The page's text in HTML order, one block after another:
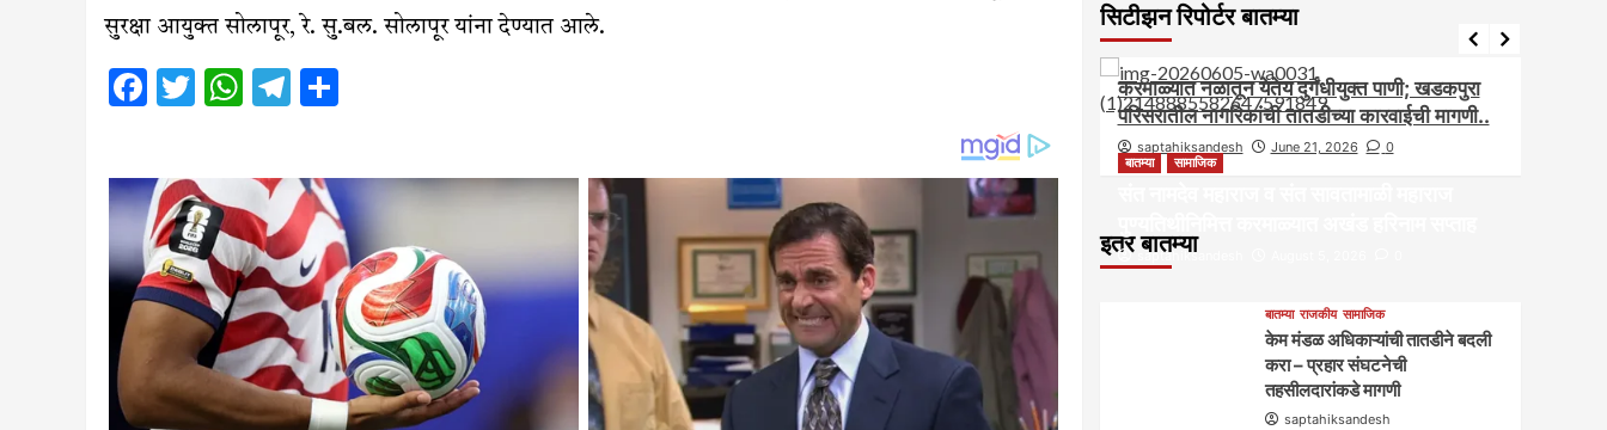
सुरक्षा आयुक्त सोलापूर, रे. सु.बल. सोलापूर यांना देण्यात आले.
Facebook
Twitter
WhatsApp
Telegram
सिटीझन रिपोर्टर बातम्या
0
आरोग्य आवाज जनतेचा बातम्या
करमाळ्यात नळातून येतेय दुर्गंधीयुक्त पाणी; खडकपुरा
परिसरातील नागरिकांची तातडीच्या कारवाईची मागणी..
saptahiksandesh June 21, 2026 0
इतर बातम्या
बातम्या सामाजिक
saptahiksandesh
बातम्या राजकीय सामाजिक
केम मंडळ अधिकाऱ्यांची तातडीने बदली
करा – प्रहार संघटनेची
तहसीलदारांकडे मागणी
saptahiksandesh